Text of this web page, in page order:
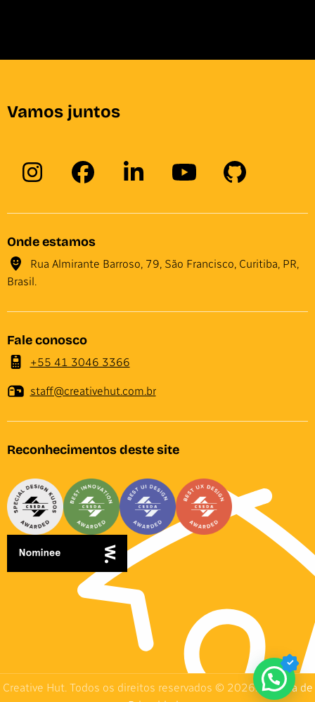
Vamos juntos
Onde estamos
Rua Almirante Barroso, 79, São Francisco, Curitiba, PR,
Brasil.
Fale conosco
+55 41 3046 3366
staff@creativehut.com.br
Reconhecimentos deste site
Creative Hut. Todos os direitos reservados © 2026. Política de